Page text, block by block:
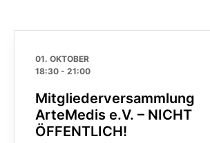
01. OKTOBER
18:30 - 21:00
Mitgliederversammlung
ArteMedis e.V. – NICHT
ÖFFENTLICH!